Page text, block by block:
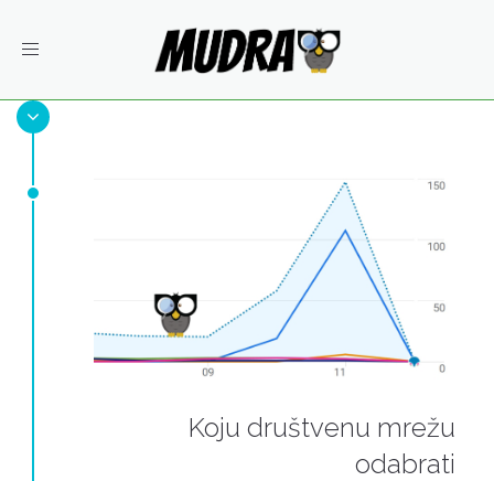
Toggle
Koju društvenu mrežu
odabrati